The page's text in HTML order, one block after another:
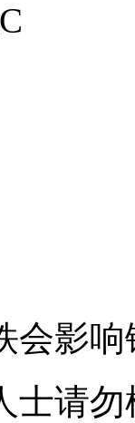
会影响
士请勿